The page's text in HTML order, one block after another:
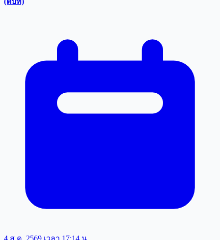
4 ส.ค. 2569 เวลา 17:14 น.